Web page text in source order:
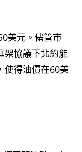
美元。儘管市
架協議下北約能
使得油價在60美